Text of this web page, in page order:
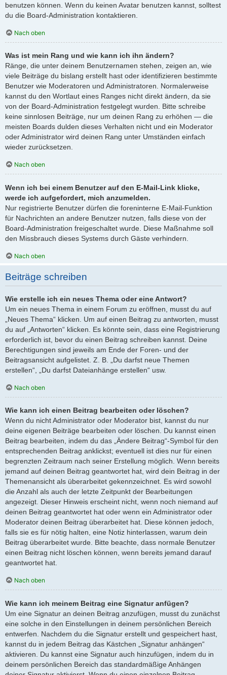
benutzen können. Wenn du keinen Avatar benutzen kannst, solltest
du die Board-Administration kontaktieren.
Nach oben
Was ist mein Rang und wie kann ich ihn ändern?
Ränge, die unter deinem Benutzernamen stehen, zeigen an, wie
viele Beiträge du bislang erstellt hast oder identifizieren bestimmte
Benutzer wie Moderatoren und Administratoren. Normalerweise
kannst du den Wortlaut eines Ranges nicht direkt ändern, da sie
von der Board-Administration festgelegt wurden. Bitte schreibe
keine sinnlosen Beiträge, nur um deinen Rang zu erhöhen — die
meisten Boards dulden dieses Verhalten nicht und ein Moderator
oder Administrator wird deinen Rang unter Umständen einfach
wieder zurücksetzen.
Nach oben
Wenn ich bei einem Benutzer auf den E-Mail-Link klicke,
werde ich aufgefordert, mich anzumelden.
Nur registrierte Benutzer dürfen die foreninterne E-Mail-Funktion
für Nachrichten an andere Benutzer nutzen, falls diese von der
Board-Administration freigeschaltet wurde. Diese Maßnahme soll
den Missbrauch dieses Systems durch Gäste verhindern.
Nach oben
Beiträge schreiben
Wie erstelle ich ein neues Thema oder eine Antwort?
Um ein neues Thema in einem Forum zu eröffnen, musst du auf
„Neues Thema“ klicken. Um auf einen Beitrag zu antworten, musst
du auf „Antworten“ klicken. Es könnte sein, dass eine Registrierung
erforderlich ist, bevor du einen Beitrag schreiben kannst. Deine
Berechtigungen sind jeweils am Ende der Foren- und der
Beitragsansicht aufgelistet. Z. B. „Du darfst neue Themen
erstellen“, „Du darfst Dateianhänge erstellen“ usw.
Nach oben
Wie kann ich einen Beitrag bearbeiten oder löschen?
Wenn du nicht Administrator oder Moderator bist, kannst du nur
deine eigenen Beiträge bearbeiten oder löschen. Du kannst einen
Beitrag bearbeiten, indem du das „Ändere Beitrag“-Symbol für den
entsprechenden Beitrag anklickst; eventuell ist dies nur für einen
begrenzten Zeitraum nach seiner Erstellung möglich. Wenn bereits
jemand auf deinen Beitrag geantwortet hat, wird dein Beitrag in der
Themenansicht als überarbeitet gekennzeichnet. Es wird sowohl
die Anzahl als auch der letzte Zeitpunkt der Bearbeitungen
angezeigt. Dieser Hinweis erscheint nicht, wenn noch niemand auf
deinen Beitrag geantwortet hat oder wenn ein Administrator oder
Moderator deinen Beitrag überarbeitet hat. Diese können jedoch,
falls sie es für nötig halten, eine Notiz hinterlassen, warum dein
Beitrag überarbeitet wurde. Bitte beachte, dass normale Benutzer
einen Beitrag nicht löschen können, wenn bereits jemand darauf
geantwortet hat.
Nach oben
Wie kann ich meinem Beitrag eine Signatur anfügen?
Um eine Signatur an deinen Beitrag anzufügen, musst du zunächst
eine solche in den Einstellungen in deinem persönlichen Bereich
entwerfen. Nachdem du die Signatur erstellt und gespeichert hast,
kannst du in jedem Beitrag das Kästchen „Signatur anhängen“
aktivieren. Du kannst eine Signatur auch hinzufügen, indem du in
deinem persönlichen Bereich das standardmäßige Anhängen